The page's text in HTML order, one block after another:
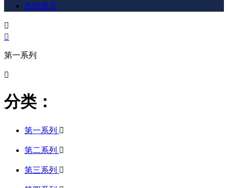
在线留言


第一系列

分类：
第一系列 
第二系列 
第三系列 